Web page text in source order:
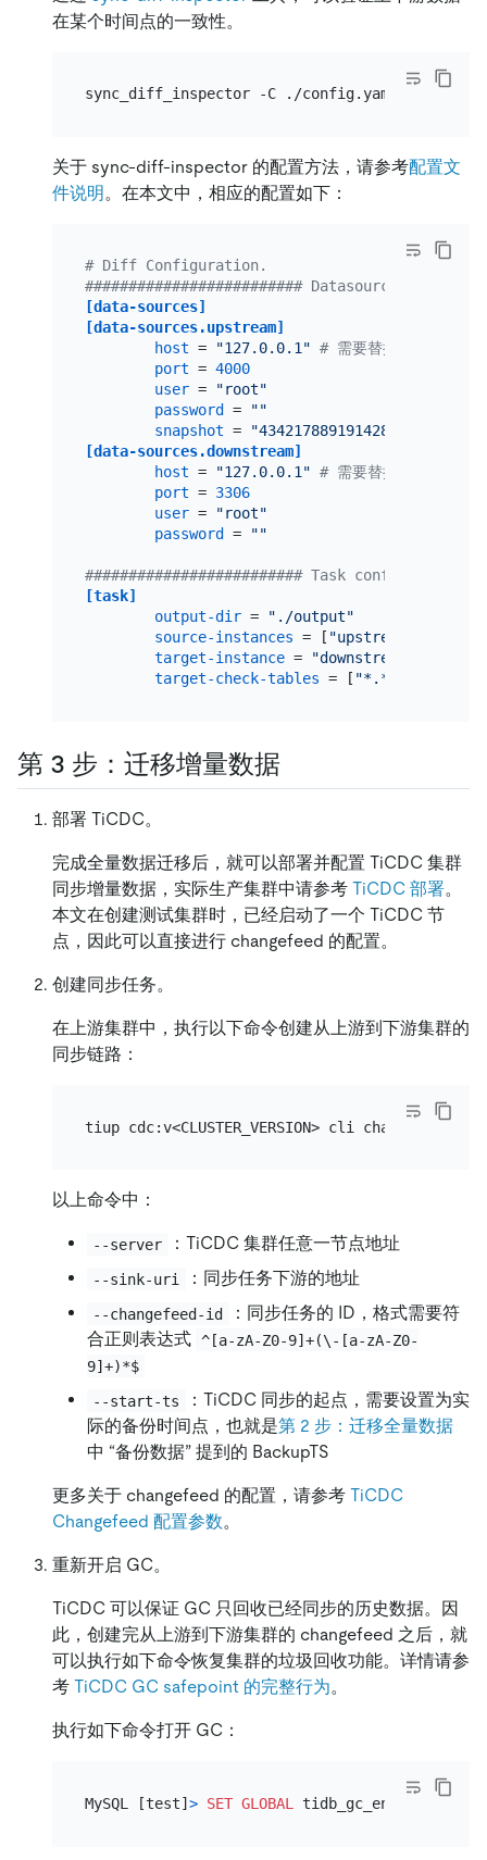
在某个时间点的一致性。
关于 sync-diff-inspector 的配置方法，请参考配置文
件说明。在本文中，相应的配置如下：
# Diff Configuration.
######################### Datasource config
[data-sources]
[data-sources.upstream]
host = "127.0.0.1" # 需要替换为实际上游
port = 4000
user =
"root"
password =
""
snapshot = "434217889191428107"
[data-sources.downstream]
host = "127.0.0.1" # 需要替换为实际下游
port = 3306
user =
"root"
password = ""
######################### Task config
[task]
output-dir =
"./output"
source-instances = [ "upstream"
target-instance =
"downstream"
target-check-tables = [ "*.*"
第 3 步：迁移增量数据
部署 TiCDC。
完成全量数据迁移后，就可以部署并配置 TiCDC 集群
同步增量数据，实际生产集群中请参考 TiCDC 部署。
本文在创建测试集群时，已经启动了一个 TiCDC 节
点，因此可以直接进行 changefeed 的配置。
创建同步任务。
在上游集群中，执行以下命令创建从上游到下游集群的
同步链路：
tiup cdc:v<CLUSTER_VERSION> cli
以上命令中：
--server ：TiCDC 集群任意一节点地址
--sink-uri ：同步任务下游的地址
--changefeed-id
：同步任务的 ID，格式需要符
合正则表达式 ^[a-zA-Z0-9]+(\-[a-zA-Z0-
9]+)*$
--start-ts
：TiCDC 同步的起点，需要设置为实
际的备份时间点，也就是第 2 步：迁移全量数据
中 “备份数据” 提到的 BackupTS
更多关于 changefeed 的配置，请参考 TiCDC
Changefeed 配置参数。
重新开启 GC。
TiCDC 可以保证 GC 只回收已经同步的历史数据。因
此，创建完从上游到下游集群的 changefeed 之后，就
可以执行如下命令恢复集群的垃圾回收功能。详情请参
考 TiCDC GC safepoint 的完整行为。
执行如下命令打开 GC：
MySQL [test] > SET GLOBAL tidb_gc_enable